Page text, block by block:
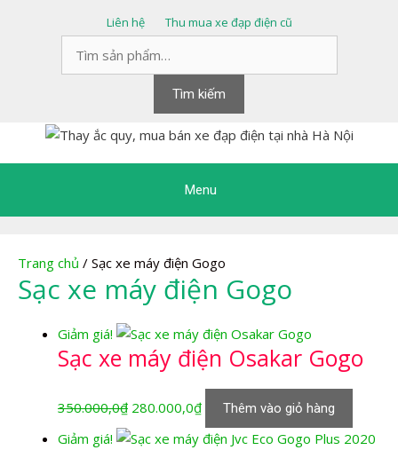
Liên hệ
Thu mua xe đạp điện cũ
kiếm:
Tìm kiếm
Menu
Trang chủ / Sạc xe máy điện Gogo
Sạc xe máy điện Gogo
Giảm giá!
Sạc xe máy điện Osakar Gogo
350.000,0₫
là:
280.000,0₫
hiện
tại
Thêm vào giỏ hàng
Giảm giá!